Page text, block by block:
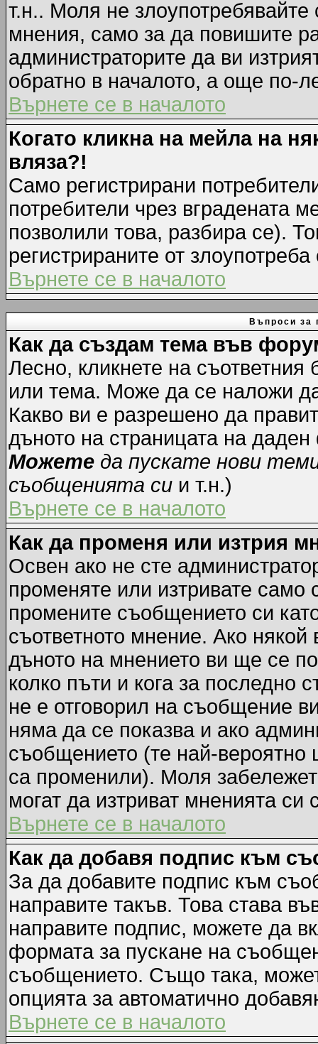
т.н.. Моля не
мнения, само за да повишите
администраторите да ви
обратно в началото, а още по-
Върнете се в началото
Когато кликна на мейла на
вляза?!
Само регистрирани
потребители чрез вградената
позволили това, разбира се).
регистрираните от
Върнете се в началото
Въпроси за
Как да създам тема във
Лесно, кликнете на
или тема. Може да се наложи
Какво ви е разрешено да
дъното на страницата на
Можете да пускате нови
съобщенията си и т.н.)
Върнете се в началото
Как да променя или изтрия
Освен ако не сте
променяте или изтривате
промените съобщението си
съответното мнение. Ако
дъното на мнението ви ще се
колко пъти и кога за последно
не е отговорил на съобщение
няма да се показва и ако
съобщението (те най-
са променили). Моля
могат да изтриват мненията си
Върнете се в началото
Как да добавя подпис към
За да добавите подпис към
направите такъв. Това става
направите подпис, можете да
формата за пускане на
съобщението. Също така,
опцията за автоматично
Върнете се в началото